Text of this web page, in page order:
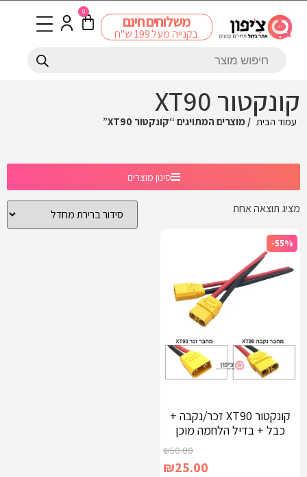
משלוחים חינם
בקנייה מעל 199 ש"ח
0
קונקטור XT90
עמוד הבית / מוצרים המתויגים “קונקטור XT90”
סינון מוצרים
מציג תוצאה אחת
-55%
קונקטור XT90 זכר/נקבה +
כבל + בדיל הלחמה מוכן
₪50.00
₪25.00